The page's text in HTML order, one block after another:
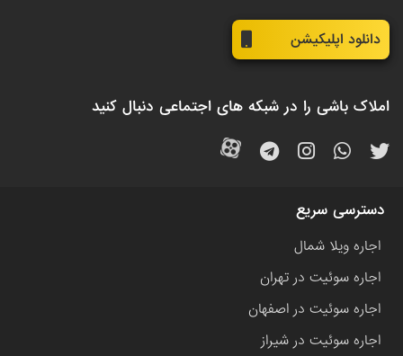
دانلود اپلیکیشن
املاک باشی را در شبکه های اجتماعی دنبال کنید
دسترسی سریع
اجاره ویلا شمال
اجاره سوئیت در تهران
اجاره سوئیت در اصفهان
اجاره سوئیت در شیراز